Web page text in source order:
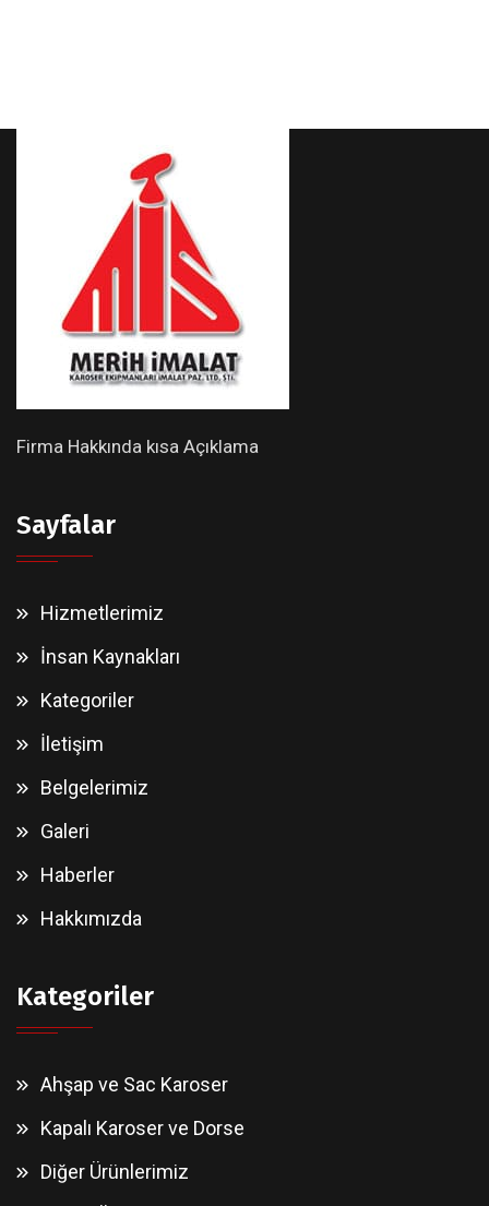
Firma Hakkında kısa Açıklama
Sayfalar
Hizmetlerimiz
İnsan Kaynakları
Kategoriler
İletişim
Belgelerimiz
Galeri
Haberler
Hakkımızda
Kategoriler
Ahşap ve Sac Karoser
Kapalı Karoser ve Dorse
Diğer Ürünlerimiz